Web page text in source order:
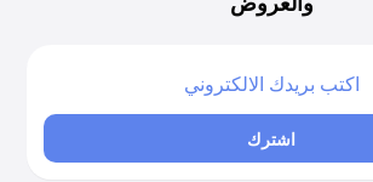
اشترك